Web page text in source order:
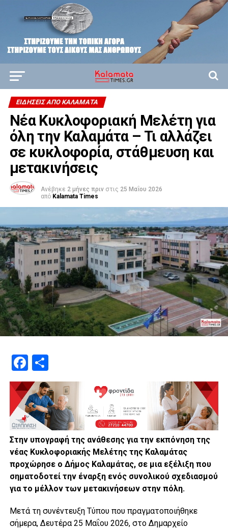
ΕΙΔΗΣΕΙΣ ΑΠΟ ΚΑΛΑΜΑΤΑ
Νέα Κυκλοφοριακή Μελέτη για
όλη την Καλαμάτα – Τι αλλάζει
σε κυκλοφορία, στάθμευση και
μετακινήσεις
Ανέβηκε 2 μήνες πριν στις 25 Μαΐου 2026
από Kalamata Times
Facebook
Μοιραστείτε
Στην υπογραφή της ανάθεσης για την εκπόνηση της
νέας Κυκλοφοριακής Μελέτης της Καλαμάτας
προχώρησε ο Δήμος Καλαμάτας, σε μια εξέλιξη που
σηματοδοτεί την έναρξη ενός συνολικού σχεδιασμού
για το μέλλον των μετακινήσεων στην πόλη.
Μετά τη συνέντευξη Τύπου που πραγματοποιήθηκε
σήμερα, Δευτέρα 25 Μαΐου 2026, στο Δημαρχείο